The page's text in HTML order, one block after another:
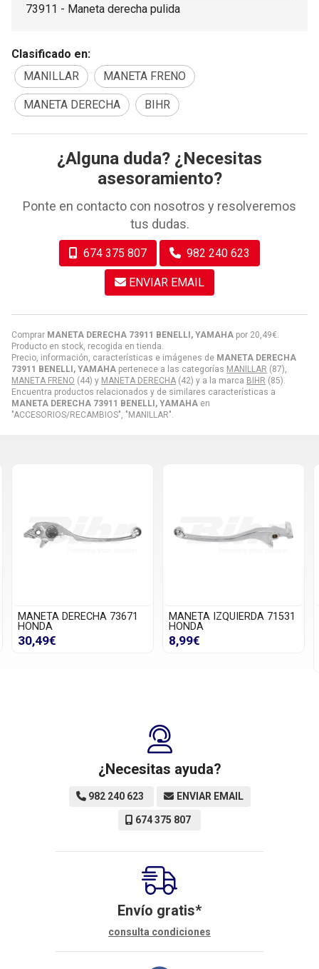
Comprar MANETA DERECHA 73911 BENELLI, YAMAHA por 20,49€
Producto en stock, recogida en tienda.
Precio, información, características e imágenes de MANETA DERECHA
73911 BENELLI, YAMAHA pertenece a las categorías MANILLAR (87),
MANETA FRENO (44) y MANETA DERECHA (42) y a la marca BIHR (85).
Encuentra productos relacionados y de similares características a
MANETA DERECHA 73911 BENELLI, YAMAHA en
"ACCESORIOS/RECAMBIOS", "MANILLAR".
73911 - Maneta derecha pulida
Clasificado en:
MANILLAR
MANETA FRENO
MANETA DERECHA BIHR
¿Alguna duda? ¿Necesitas
asesoramiento?
Ponte en contacto con nosotros y resolveremos
tus dudas.
674 375 807 982 240 623
ENVIAR EMAIL
MANETA DERECHA 73671
HONDA
30,49€
MANETA IZQUIERDA 71531
HONDA
8,99€
¿Necesitas ayuda?
982 240 623 ENVIAR EMAIL
674 375 807
Envío gratis*
consulta condiciones